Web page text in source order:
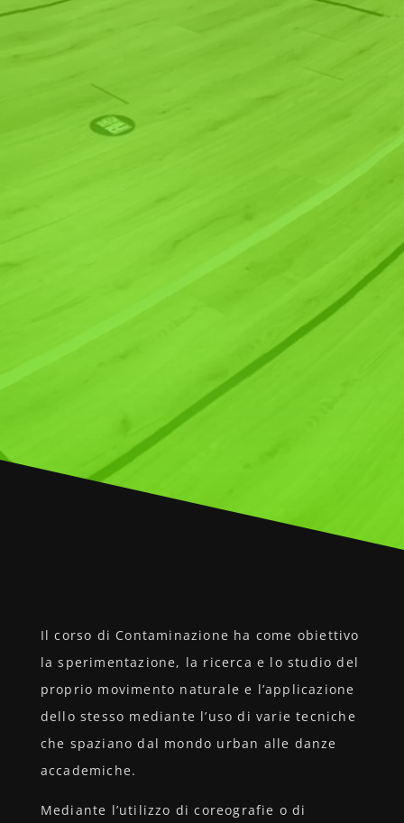
Il corso di Contaminazione ha come obiettivo
la sperimentazione, la ricerca e lo studio del
proprio movimento naturale e l’applicazione
dello stesso mediante l’uso di varie tecniche
che spaziano dal mondo urban alle danze
accademiche.
Mediante l’utilizzo di coreografie o di